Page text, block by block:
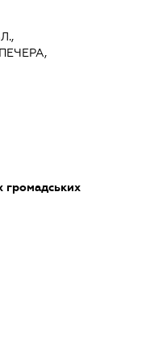
громадських